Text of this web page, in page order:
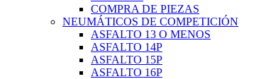
COMPRA DE PIEZAS
NEUMÁTICOS DE COMPETICIÓN
ASFALTO 13 O MENOS
ASFALTO 14P
ASFALTO 15P
ASFALTO 16P